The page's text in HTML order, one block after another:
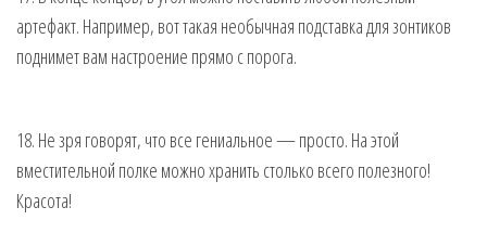
артефакт. Например, вот такая необычная подставка для зонтиков
поднимет вам настроение прямо с порога.
18. Не зря говорят, что все гениальное — просто. На этой
вместительной полке можно хранить столько всего полезного!
Красота!